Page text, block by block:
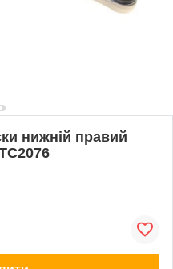
нижній правий